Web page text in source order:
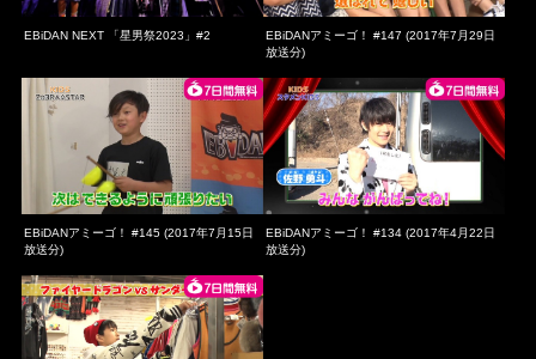
EBiDAN NEXT 「星男祭2023」#2
EBiDANアミーゴ！ #147 (2017年7月29日
放送分)
EBiDANアミーゴ！ #145 (2017年7月15日
放送分)
EBiDANアミーゴ！ #134 (2017年4月22日
放送分)